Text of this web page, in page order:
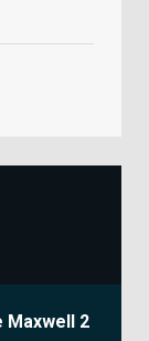
Maxwell 2